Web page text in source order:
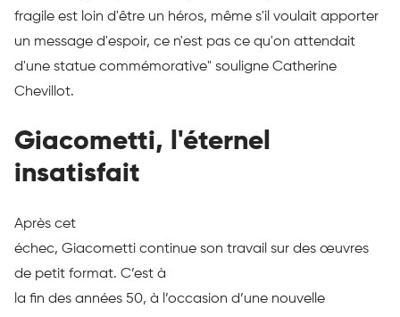
fragile est loin d'être un héros, même s'il voulait apporter
un message d'espoir, ce n'est pas ce qu'on attendait
d'une statue commémorative" souligne Catherine
Chevillot.
Giacometti, l'éternel
insatisfait
Après cet
échec, Giacometti continue son travail sur des œuvres
de petit format. C’est à
la fin des années 50, à l’occasion d’une nouvelle